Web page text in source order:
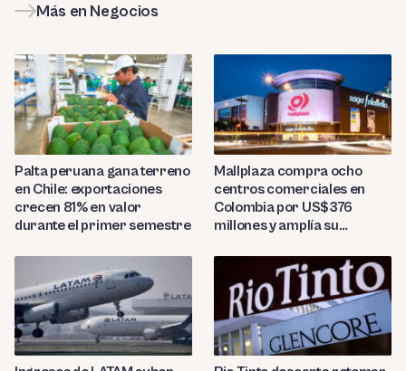
Más en Negocios
Palta peruana gana terreno
en Chile: exportaciones
crecen 81% en valor
durante el primer semestre
Mallplaza compra ocho
centros comerciales en
Colombia por US$376
millones y amplía su